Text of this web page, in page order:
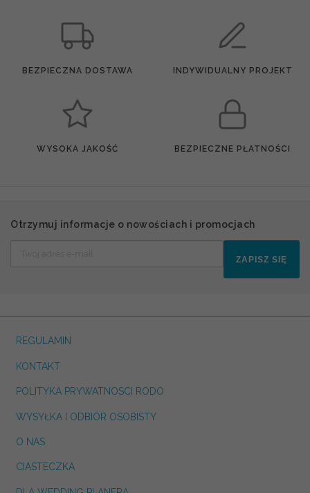
BEZPIECZNA DOSTAWA INDYWIDUALNY PROJEKT
WYSOKA JAKOŚĆ BEZPIECZNE PŁATNOŚCI
Otrzymuj informacje o nowościach i promocjach
ZAPISZ SIĘ
REGULAMIN
KONTAKT
POLITYKA PRYWATNOSCI RODO
WYSYŁKA I ODBIÓR OSOBISTY
O NAS
CIASTECZKA